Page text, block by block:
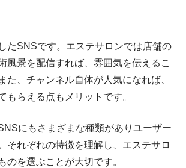
たSNSです。エステサロンでは店舗の
風景を配信すれば、雰囲気を伝えるこ
た、チャンネル自体が人気になれば、
もらえる点もメリットです。
にもさまざまな種類がありユーザー
それぞれの特徴を理解し、エステサロ
のを選ぶことが大切です。